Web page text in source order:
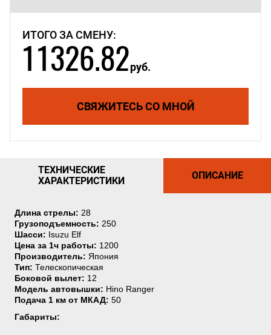
ИТОГО ЗА СМЕНУ:
11326.82руб.
СВЯЖИТЕСЬ СО МНОЙ
ТЕХНИЧЕСКИЕ
ХАРАКТЕРИСТИКИ
ОПИСАНИЕ
Длина стрелы: 28
Грузоподъемность: 250
Шасси: Isuzu Elf
Цена за 1ч работы: 1200
Производитель: Япония
Тип: Телескопическая
Боковой вылет: 12
Модель автовышки: Hino Ranger
Подача 1 км от МКАД: 50
Габариты: